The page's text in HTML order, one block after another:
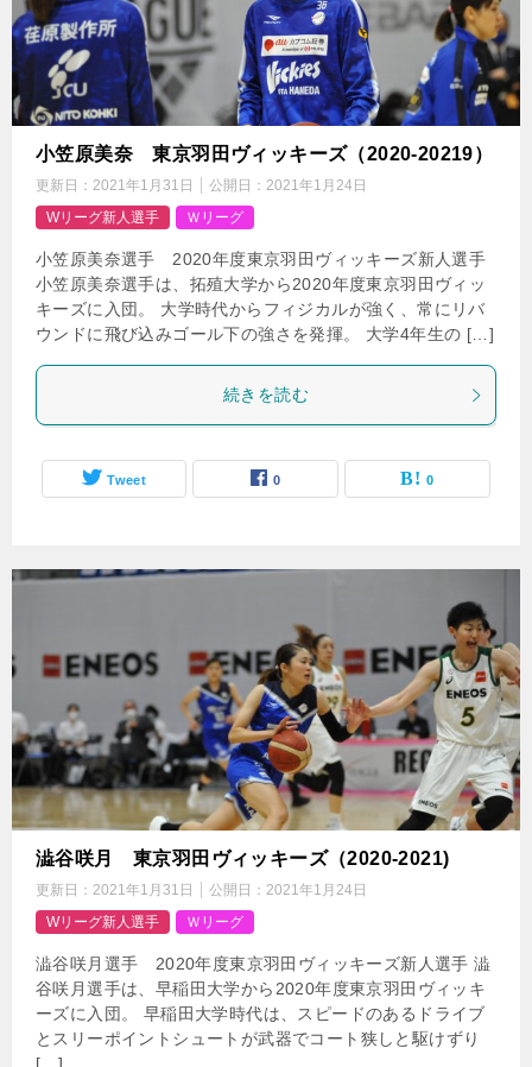
小笠原美奈 東京羽田ヴィッキーズ（2020-20219）
更新日： 2021年1月31日 公開日： 2021年1月24日
Wリーグ新人選手
Ｗリーグ
小笠原美奈選手 2020年度東京羽田ヴィッキーズ新人選手
小笠原美奈選手は、拓殖大学から2020年度東京羽田ヴィッ
キーズに入団。 大学時代からフィジカルが強く、常にリバ
ウンドに飛び込みゴール下の強さを発揮。 大学4年生の […]
続きを読む
Tweet 0 0
澁谷咲月 東京羽田ヴィッキーズ（2020-2021)
更新日： 2021年1月31日 公開日： 2021年1月24日
Wリーグ新人選手
Ｗリーグ
澁谷咲月選手 2020年度東京羽田ヴィッキーズ新人選手 澁
谷咲月選手は、早稲田大学から2020年度東京羽田ヴィッキ
ーズに入団。 早稲田大学時代は、スピードのあるドライブ
とスリーポイントシュートが武器でコート狭しと駆けずり